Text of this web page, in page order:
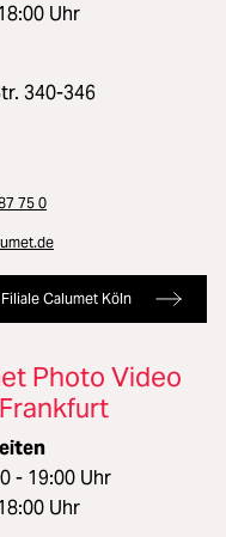
Uhr
340-346
75 0
Calumet Köln
Photo Video
Frankfurt
- 19:00 Uhr
Uhr